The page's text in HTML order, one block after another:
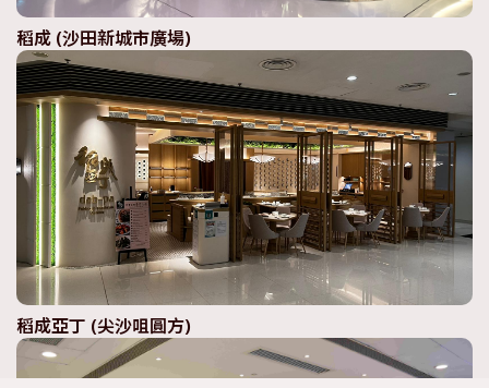
稻成 (沙田新城市廣場)
稻成亞丁 (尖沙咀圓方)